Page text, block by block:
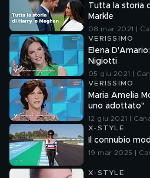
Tutta la storia
Markle
08 mar 2021 |
VERISSIMO
Elena
Nigiotti
05 giu 2021 |
VERISSIMO
Maria Amelia Monti: "Due figli
uno adottato"
12 giu 2021 |
X-STYLE
Il connubio
19 mar 2025 |
X-STYLE